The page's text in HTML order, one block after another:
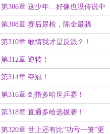
第306章 这少年…好像也没传说中
那么强？
第308章 赛后尿检，陈金最骚
第310章 敢情我才是反派？！
第312章 逆转！
第314章 夺冠！
第316章 剑指多哈世乒赛！
第318章 直通多哈选拔赛！
第320章 世上还有比“功亏一篑”更